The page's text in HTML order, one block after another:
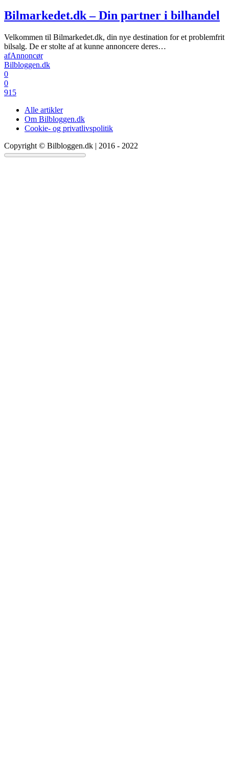
Bilmarkedet.dk – Din partner i bilhandel
Velkommen til Bilmarkedet.dk, din nye destination for et problemfrit
bilsalg. De er stolte af at kunne annoncere deres…
afAnnoncør
Bilbloggen.dk
0
0
915
Alle artikler
Om Bilbloggen.dk
Cookie- og privatlivspolitik
Copyright © Bilbloggen.dk | 2016 - 2022